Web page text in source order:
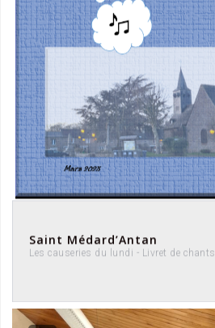
Saint Médard’Antan
Les causeries du lundi - Livret de chants